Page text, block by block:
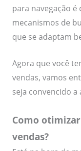
para navegação é
mecanismos de
que se adaptam
Agora que você
vendas, vamos
seja convencido
Como
vendas?